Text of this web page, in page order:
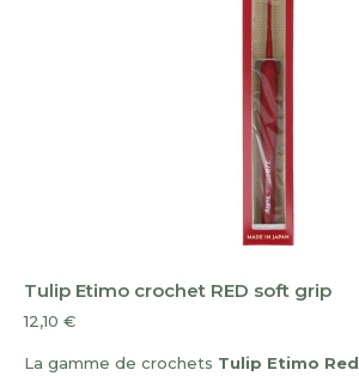
choisies
produit
Tulip Etimo crochet RED soft grip
12,10 €
La gamme de crochets Tulip Etimo Red